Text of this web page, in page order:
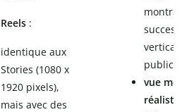
Reels :
identique aux
Stories (1080 x
1920 pixels),
mais avec des
vue
réaliste